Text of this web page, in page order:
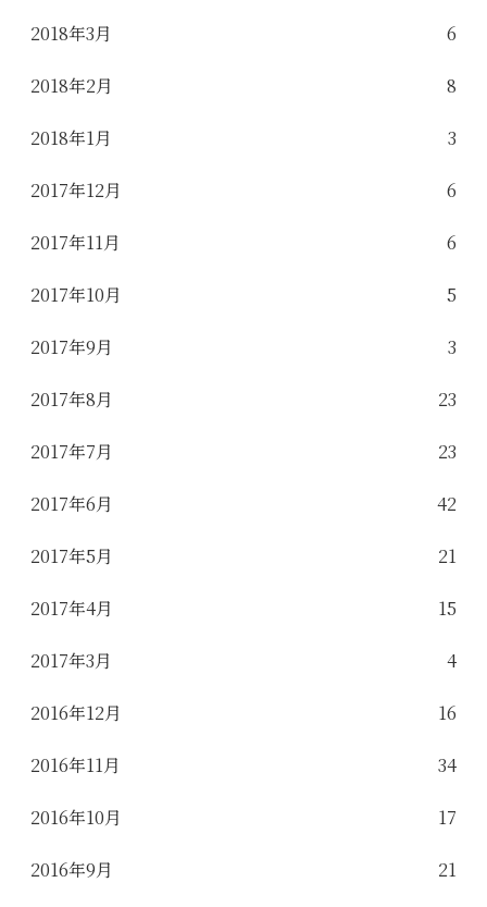
2018年3月 6
2018年2月 8
2018年1月 3
2017年12月 6
2017年11月 6
2017年10月 5
2017年9月 3
2017年8月 23
2017年7月 23
2017年6月 42
2017年5月 21
2017年4月 15
2017年3月 4
2016年12月 16
2016年11月 34
2016年10月 17
2016年9月 21